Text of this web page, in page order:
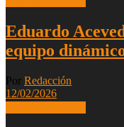
Eduardo
equipo
Por Redacción
12/02/2026